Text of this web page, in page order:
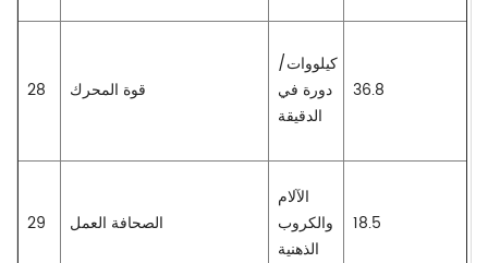
28 قوة المحرك
كيلووات/
دورة في
الدقيقة
36.8
29 الصحافة العمل
الآلام
والكروب
الذهنية
18.5